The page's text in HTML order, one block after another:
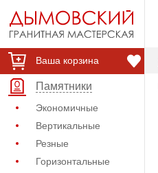
Ваша корзина
Памятники
Экономичные
Вертикальные
Резные
Горизонтальные